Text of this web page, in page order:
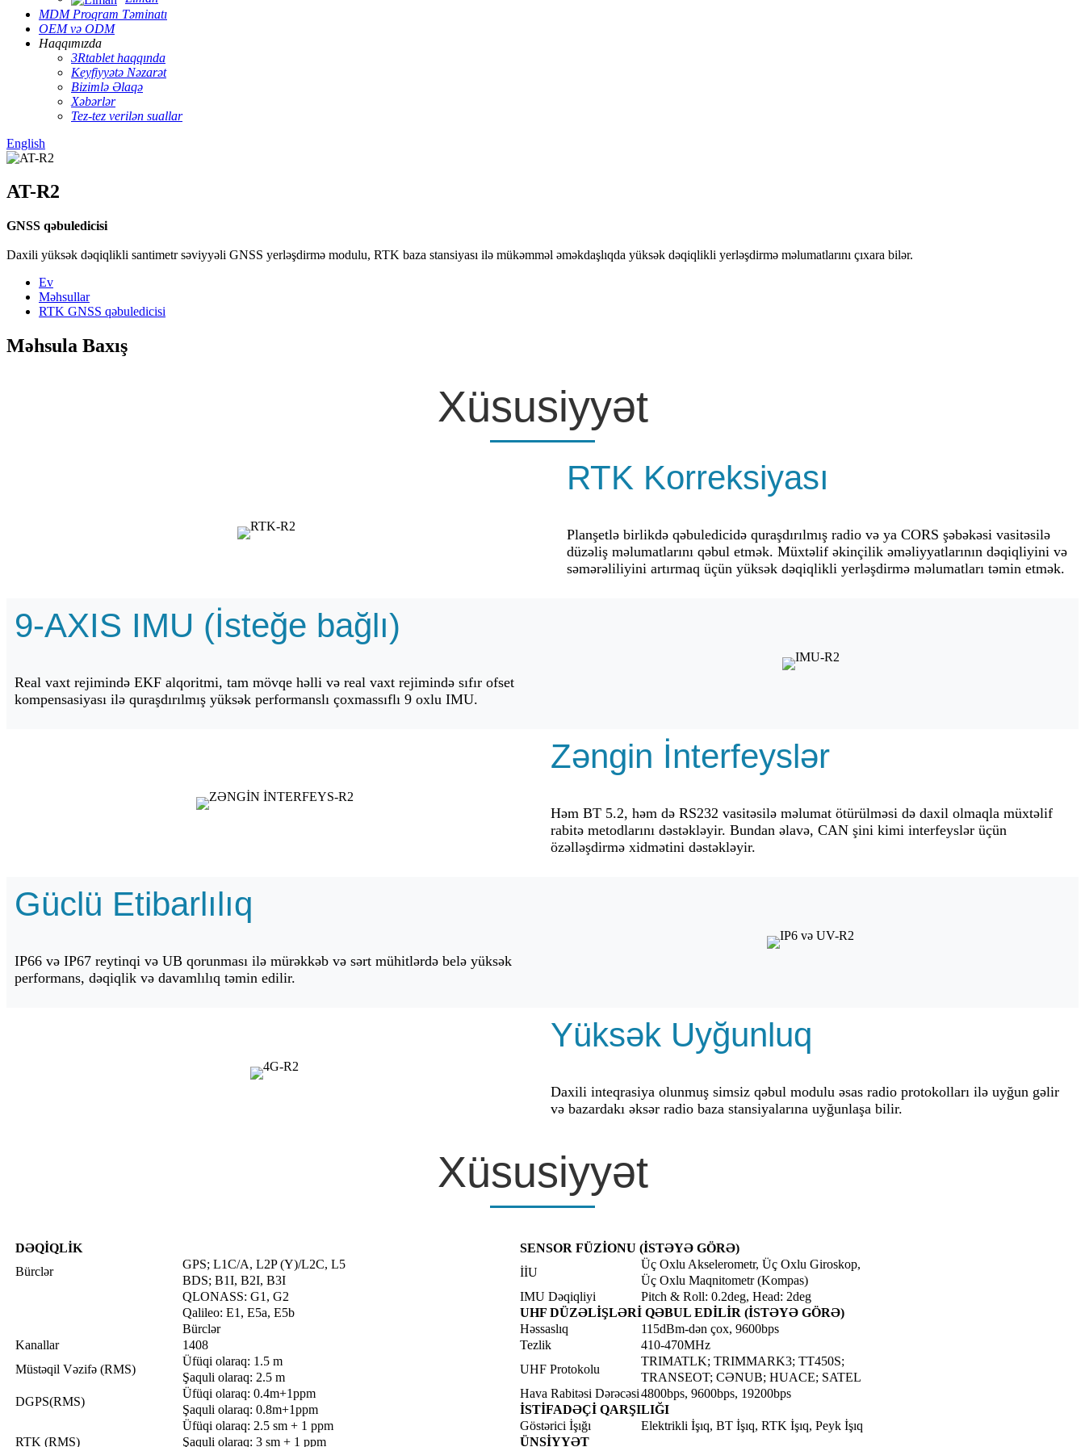
MDM Proqram Təminatı
OEM və ODM
Haqqımızda
3Rtablet haqqında
Keyfiyyətə Nəzarət
Bizimlə Əlaqə
Xəbərlər
Tez-tez verilən suallar
English
AT-R2
GNSS qəbuledicisi
Daxili yüksək dəqiqlikli santimetr səviyyəli GNSS yerləşdirmə modulu, RTK baza stansiyası ilə mükəmməl əməkdaşlıqda yüksək dəqiqlikli yerləşdirmə məlumatlarını çıxara bilər.
Ev
Məhsullar
RTK GNSS qəbuledicisi
Məhsula Baxış
Xüsusiyyət
RTK Korreksiyası
Planşetlə birlikdə qəbuledicidə quraşdırılmış radio və ya CORS şəbəkəsi vasitəsilə
düzəliş məlumatlarını qəbul etmək. Müxtəlif əkinçilik əməliyyatlarının dəqiqliyini və
səmərəliliyini artırmaq üçün yüksək dəqiqlikli yerləşdirmə məlumatları təmin etmək.
9-AXIS IMU (İsteğe bağlı)
Real vaxt rejimində EKF alqoritmi, tam mövqe həlli və real vaxt rejimində sıfır ofset
kompensasiyası ilə quraşdırılmış yüksək performanslı çoxmassıflı 9 oxlu IMU.
Zəngin İnterfeyslər
Həm BT 5.2, həm də RS232 vasitəsilə məlumat ötürülməsi də daxil olmaqla müxtəlif
rabitə metodlarını dəstəkləyir. Bundan əlavə, CAN şini kimi interfeyslər üçün
özəlləşdirmə xidmətini dəstəkləyir.
Güclü Etibarlılıq
IP66 və IP67 reytinqi və UB qorunması ilə mürəkkəb və sərt mühitlərdə belə yüksək
performans, dəqiqlik və davamlılıq təmin edilir.
Yüksək Uyğunluq
Daxili inteqrasiya olunmuş simsiz qəbul modulu əsas radio protokolları ilə uyğun gəlir
və bazardakı əksər radio baza stansiyalarına uyğunlaşa bilir.
Xüsusiyyət
DƏQİQLİK
Bürclər
GPS; L1C/A, L2P (Y)/L2C, L5
BDS; B1I, B2I, B3I
QLONASS: G1, G2
Qalileo: E1, E5a, E5b
Bürclər
Kanallar
1408
Müstəqil Vəzifə (RMS)
Üfüqi olaraq: 1.5 m
Şaquli olaraq: 2.5 m
DGPS(RMS)
Üfüqi olaraq: 0.4m+1ppm
Şaquli olaraq: 0.8m+1ppm
RTK (RMS)
Üfüqi olaraq: 2.5 sm + 1 ppm
Şaquli olaraq: 3 sm + 1 ppm
SENSOR FÜZİONU (İSTƏYƏ GÖRƏ)
İİU
Üç Oxlu Akselerometr, Üç Oxlu Giroskop,
Üç Oxlu Maqnitometr (Kompas)
IMU Dəqiqliyi
Pitch & Roll: 0.2deg, Head: 2deg
UHF DÜZƏLİŞLƏRİ QƏBUL EDİLİR (İSTƏYƏ GÖRƏ)
Həssaslıq
115dBm-dən çox, 9600bps
Tezlik
410-470MHz
UHF Protokolu
TRIMATLK; TRIMMARK3; TT450S;
TRANSEOT; CƏNUB; HUACE; SATEL
Hava Rabitəsi Dərəcəsi4800bps, 9600bps, 19200bps
İSTİFADƏÇİ QARŞILIĞI
Göstərici İşığı
Elektrikli İşıq, BT İşıq, RTK İşıq, Peyk İşıq
ÜNSİYYƏT